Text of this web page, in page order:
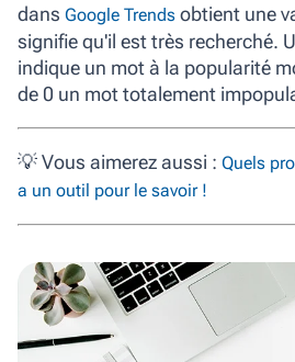
dans Google Trends obtient une
signifie qu'il est très recherché.
indique un mot à la popularité
de 0 un mot totalement
💡Vous aimerez aussi : Quels
a un outil pour le savoir !